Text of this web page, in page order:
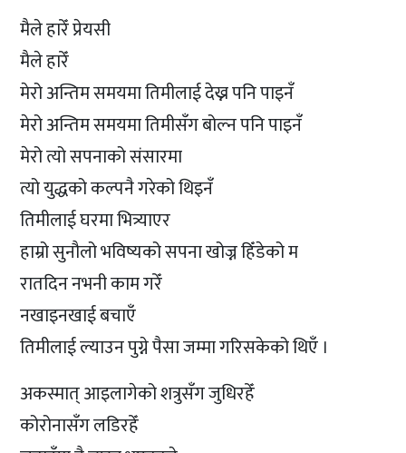
मैले हारेँ प्रेयसी
मैले हारेँ
मेरो अन्तिम समयमा तिमीलाई देख्न पनि पाइनँ
मेरो अन्तिम समयमा तिमीसँग बोल्न पनि पाइनँ
मेरो त्यो सपनाको संसारमा
त्यो युद्धको कल्पनै गरेको थिइनँ
तिमीलाई घरमा भित्र्याएर
हाम्रो सुनौलो भविष्यको सपना खोज्न हिँडेको म
रातदिन नभनी काम गरेँ
नखाइनखाई बचाएँ
तिमीलाई ल्याउन पुग्ने पैसा जम्मा गरिसकेको थिएँ ।
अकस्मात् आइलागेको शत्रुसँग जुधिरहेँ
कोरोनासँग लडिरहेँ